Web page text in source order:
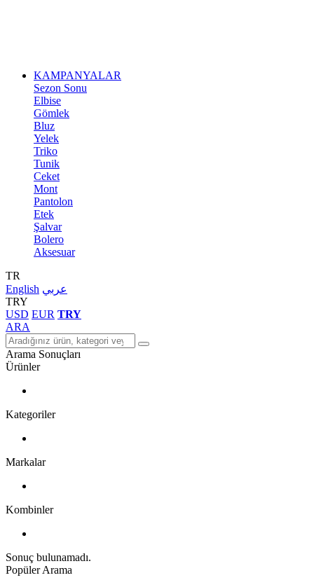
KAMPANYALAR
Sezon Sonu
Elbise
Gömlek
Bluz
Yelek
Triko
Tunik
Ceket
Mont
Pantolon
Etek
Şalvar
Bolero
Aksesuar
TR
English عربي
TRY
USD EUR TRY
ARA
Arama Sonuçları
Ürünler
Kategoriler
Markalar
Kombinler
Sonuç bulunamadı.
Popüler Arama